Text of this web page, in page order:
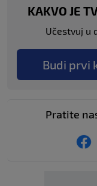
KAKVO JE
Učestvuj u
Budi prvi
Pratite